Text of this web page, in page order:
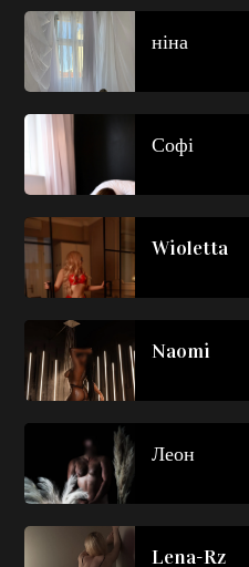
ніна
Софі
Wioletta
Naomi
Леон
Lena-Rz